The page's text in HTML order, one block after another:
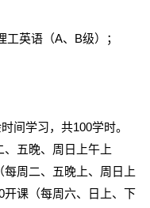
英语（A、B级）；
学习，共100学时。
、五晚、周日上午上
周二、五晚上、周日上
开课（每周六、日上、下